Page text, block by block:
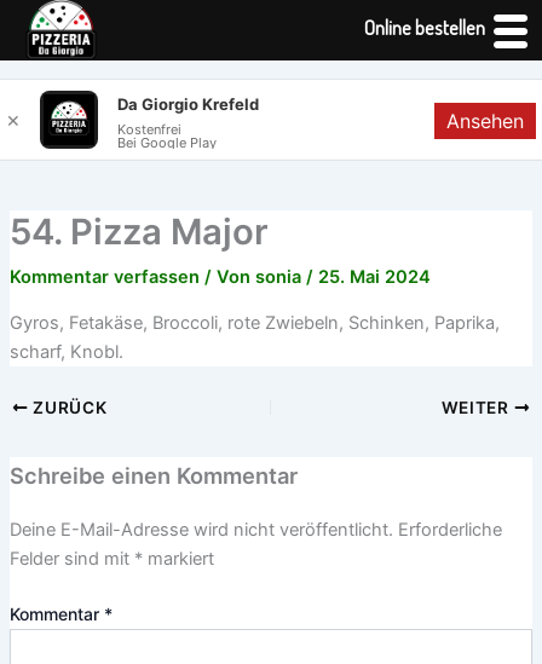
Inhalt
springen
54. Pizza Major
Kommentar verfassen / Von sonia / 25. Mai 2024
Gyros, Fetakäse, Broccoli, rote Zwiebeln, Schinken, Paprika,
scharf, Knobl.
ZURÜCK WEITER
Schreibe einen Kommentar
Deine E-Mail-Adresse wird nicht veröffentlicht. Erforderliche
Felder sind mit *markiert
Kommentar *
Online bestellen
✕
Da Giorgio Krefeld
Kostenfrei
Bei Google Play
Ansehen